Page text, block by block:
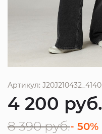
Артикул: J20J210432_4140
4 200 руб.
8 390 руб.- 50%